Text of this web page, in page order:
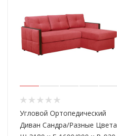
Угловой Ортопедический
Диван Сандра/Разные Цвета